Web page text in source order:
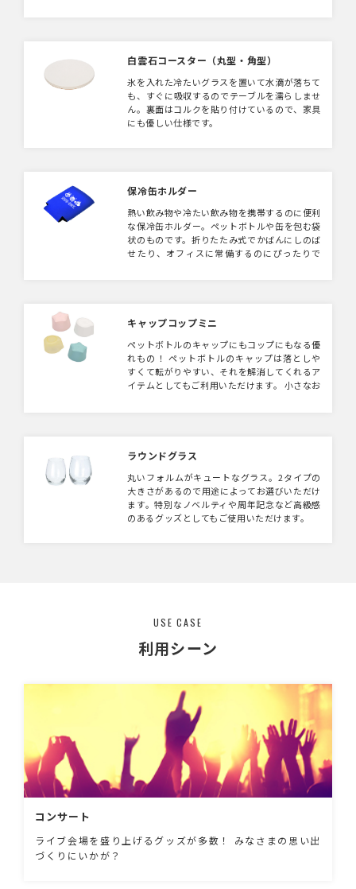
テムです。
白雲石コースター（丸型・角型）
氷を入れた冷たいグラスを置いて水滴が落ちて
も、すぐに吸収するのでテーブルを濡らしませ
ん。裏面はコルクを貼り付けているので、家具
にも優しい仕様です。
保冷缶ホルダー
熱い飲み物や冷たい飲み物を携帯するのに便利
な保冷缶ホルダー。ペットボトルや缶を包む袋
状のものです。折りたたみ式でかばんにしのば
せたり、オフィスに常備するのにぴったりで
作も可能です、ご相談ください。
キャップコップミニ
ペットボトルのキャップにもコップにもなる優
れもの！ ペットボトルのキャップは落としや
すくて転がりやすい、それを解消してくれるア
イテムとしてもご利用いただけます。 小さなお
ラウンドグラス
丸いフォルムがキュートなグラス。2タイプの
大きさがあるので用途によってお選びいただけ
ます。特別なノベルティや周年記念など高級感
のあるグッズとしてもご使用いただけます。
USE CASE
利用シーン
コンサート
ライブ会場を盛り上げるグッズが多数！ みなさまの思い出
づくりにいかが？